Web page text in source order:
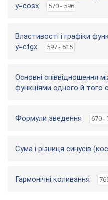
y=cosx
570 - 596
Властивості і графіки
y=ctgx
597 - 615
Основні співвідношення
функціями одного й того
Формули зведення 670 -
Сума і різниця синусів
Гармонічні коливання